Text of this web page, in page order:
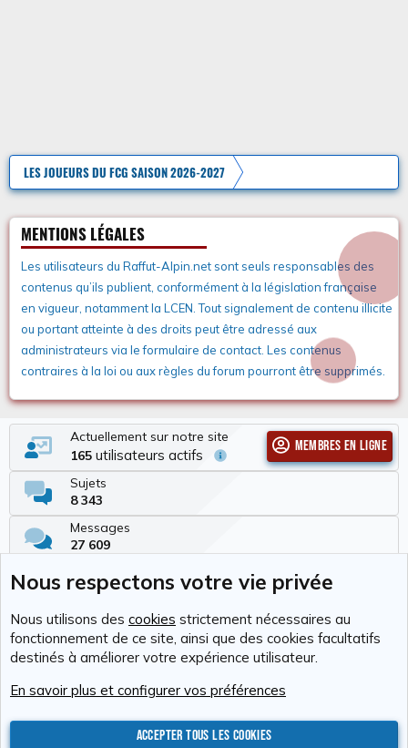
LES JOUEURS DU FCG SAISON 2026-2027
MENTIONS LÉGALES
Les utilisateurs du Raffut-Alpin.net sont seuls responsables des
contenus qu’ils publient, conformément à la législation française
en vigueur, notamment la LCEN. Tout signalement de contenu illicite
ou portant atteinte à des droits peut être adressé aux
administrateurs via le formulaire de contact. Les contenus
contraires à la loi ou aux règles du forum pourront être supprimés.
Actuellement sur notre site
165 utilisateurs actifs
Membres en ligne
Sujets
8 343
Messages
27 609
337
Dernier membre
Tchimbé Red
Nous contacter
Conditions générales d'utilisation
Nous respectons votre vie privée
Nous utilisons des cookies strictement nécessaires au
fonctionnement de ce site, ainsi que des cookies facultatifs
destinés à améliorer votre expérience utilisateur.
En savoir plus et configurer vos préférences
Accepter tous les cookies